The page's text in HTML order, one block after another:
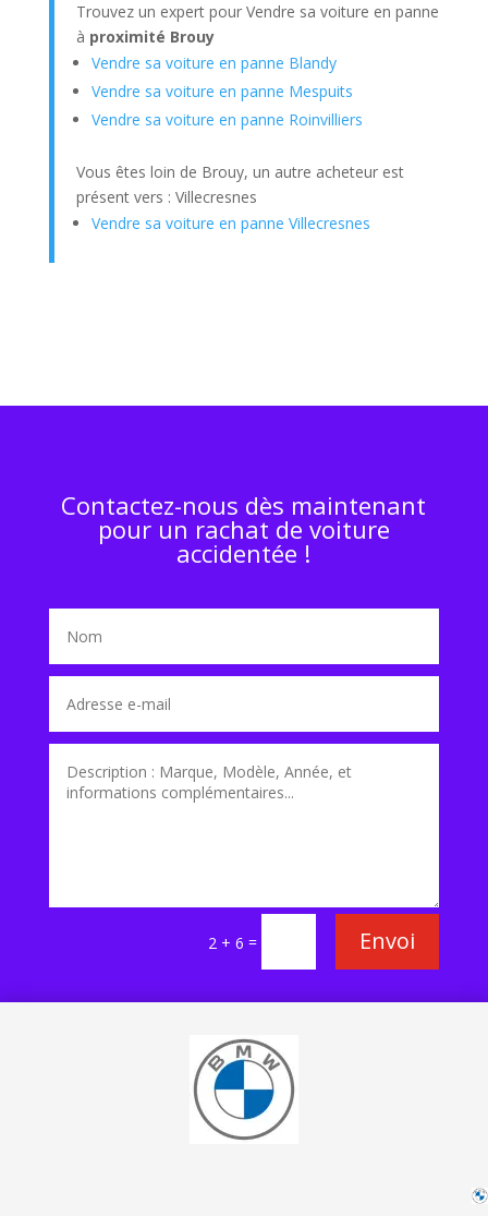
Trouvez un expert pour Vendre sa voiture en panne
à proximité Brouy
Vendre sa voiture en panne Blandy
Vendre sa voiture en panne Mespuits
Vendre sa voiture en panne Roinvilliers
Vous êtes loin de Brouy, un autre acheteur est
présent vers : Villecresnes
Vendre sa voiture en panne Villecresnes
Contactez-nous dès maintenant
pour un rachat de voiture
accidentée !
2 + 6 = Envoi